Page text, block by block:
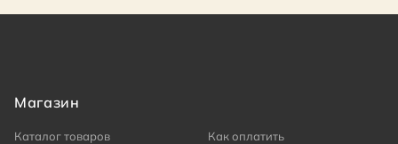
Магазин
Каталог товаров
Как оплатить